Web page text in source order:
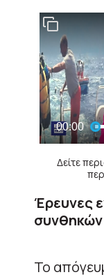
Δείτε
Έρευνες
συνθηκών
Το